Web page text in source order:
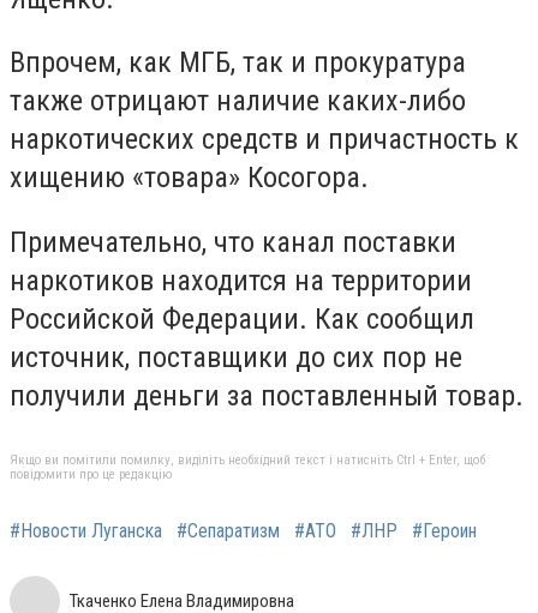
Впрочем, как МГБ, так и прокуратура
также отрицают наличие каких-либо
наркотических средств и причастность к
хищению «товара» Косогора.
Примечательно, что канал поставки
наркотиков находится на территории
Российской Федерации. Как сообщил
источник, поставщики до сих пор не
получили деньги за поставленный товар.
Якщо ви помітили помилку, виділіть необхідний текст і натисніть Ctrl + Enter, щоб
повідомити про це редакцію
#Новости Луганска #Сепаратизм #АТО #ЛНР #Героин
Ткаченко Елена Владимировна